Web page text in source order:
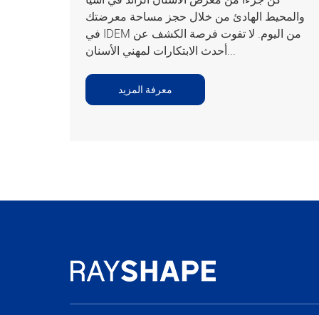
والمحيط الهادئ من خلال حجز مساحة معرضتك
في IDEM من اليوم. لا تفوت فرصة الكشف عن
أحدث الابتكارات لمهني الأسنان...
معرفة المزيد